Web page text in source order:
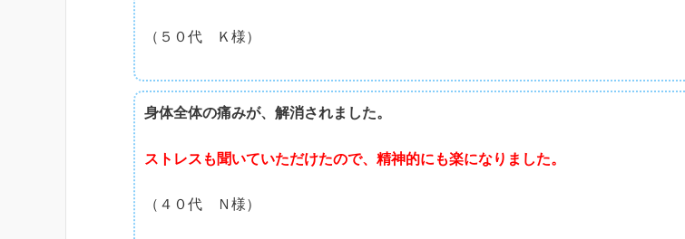
（５０代 Ｋ様）
身体全体の痛みが、解消されました。
ストレスも聞いていただけたので、精神的にも楽になりました。
（４０代 Ｎ様）